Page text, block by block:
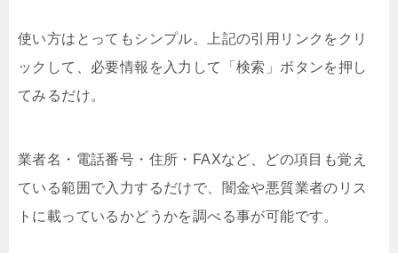
使い方はとってもシンプル。上記の引用リンクをクリ
ックして、必要情報を入力して「検索」ボタンを押し
てみるだけ。
業者名・電話番号・住所・FAXなど、どの項目も覚え
ている範囲で入力するだけで、闇金や悪質業者のリス
トに載っているかどうかを調べる事が可能です。